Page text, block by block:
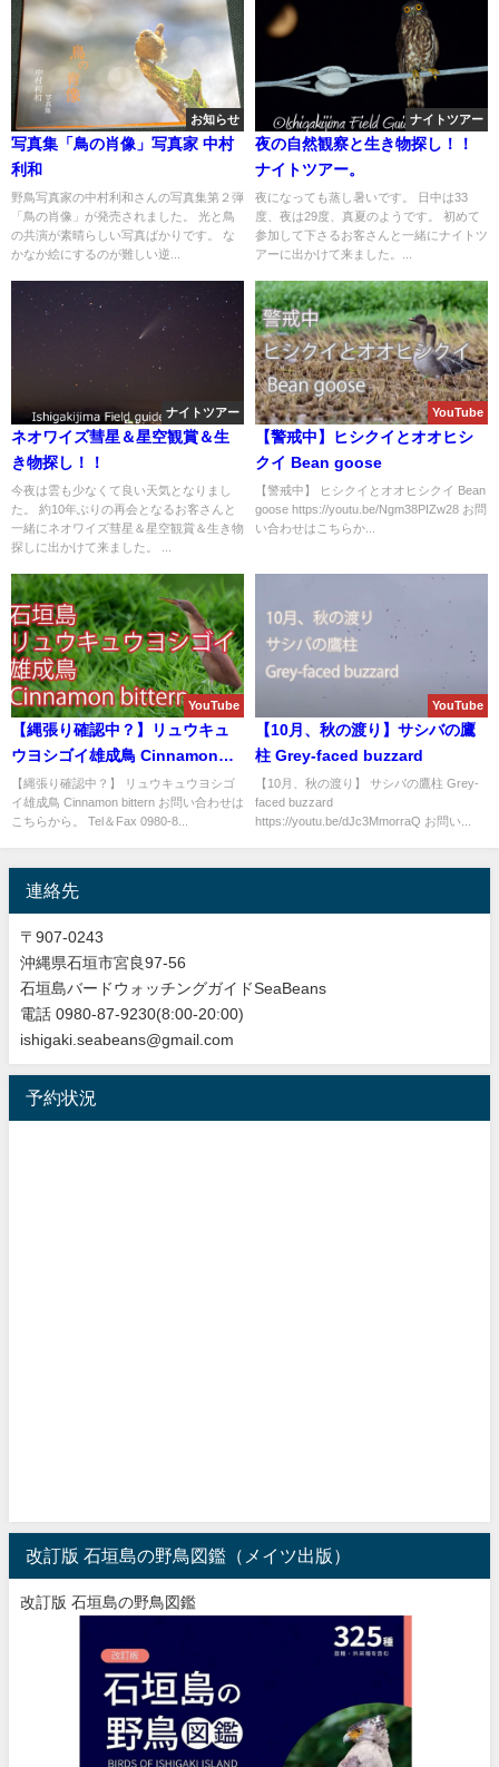
お知らせ
写真集「鳥の肖像」写真家 中村
利和
野鳥写真家の中村利和さんの写真集第２弾
「鳥の肖像」が発売されました。 光と鳥
の共演が素晴らしい写真ばかりです。 な
かなか絵にするのが難しい逆...
ナイトツアー
夜の自然観察と生き物探し！！
ナイトツアー。
夜になっても蒸し暑いです。 日中は33
度、夜は29度、真夏のようです。 初めて
参加して下さるお客さんと一緒にナイトツ
アーに出かけて来ました。...
ナイトツアー
ネオワイズ彗星＆星空観賞＆生
き物探し！！
今夜は雲も少なくて良い天気となりまし
た。 約10年ぶりの再会となるお客さんと
一緒にネオワイズ彗星＆星空観賞＆生き物
探しに出かけて来ました。 ...
YouTube
【警戒中】ヒシクイとオオヒシ
クイ Bean goose
【警戒中】 ヒシクイとオオヒシクイ Bean
goose https://youtu.be/Ngm38PIZw28 お問
い合わせはこちらか...
YouTube
【縄張り確認中？】リュウキュ
ウヨシゴイ雄成鳥 Cinnamon
bittern
【縄張り確認中？】 リュウキュウヨシゴ
イ雄成鳥 Cinnamon bittern お問い合わせは
こちらから。 Tel＆Fax 0980-8...
YouTube
【10月、秋の渡り】サシバの鷹
柱 Grey-faced buzzard
【10月、秋の渡り】 サシバの鷹柱 Grey-
faced buzzard
https://youtu.be/dJc3MmorraQ お問い...
連絡先
〒907-0243
沖縄県石垣市宮良97-56
石垣島バードウォッチングガイドSeaBeans
電話 0980-87-9230(8:00-20:00)
ishigaki.seabeans@gmail.com
予約状況
改訂版 石垣島の野鳥図鑑（メイツ出版）
改訂版 石垣島の野鳥図鑑